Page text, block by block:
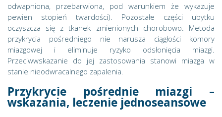
odwapniona, przebarwiona, pod warunkiem że wykazuje
pewien stopień twardości). Pozostałe części ubytku
oczyszcza się z tkanek zmienionych chorobowo. Metoda
przykrycia pośredniego nie narusza ciągłości komory
miazgowej i eliminuje ryzyko odsłonięcia miazgi.
Przeciwwskazanie do jej zastosowania stanowi miazga w
stanie nieodwracalnego zapalenia.
Przykrycie pośrednie miazgi –
wskazania, leczenie jednoseansowe